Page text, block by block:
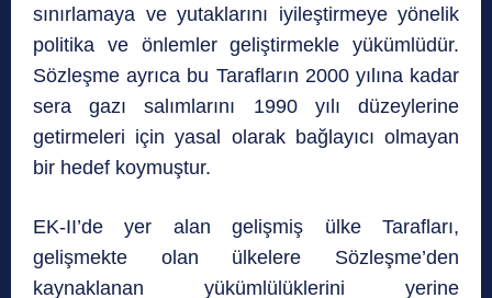
sınırlamaya ve yutaklarını iyileştirmeye yönelik
politika ve önlemler geliştirmekle yükümlüdür.
Sözleşme ayrıca bu Tarafların 2000 yılına kadar
sera gazı salımlarını 1990 yılı düzeylerine
getirmeleri için yasal olarak bağlayıcı olmayan
bir hedef koymuştur.
EK-II’de yer alan gelişmiş ülke Tarafları,
gelişmekte olan ülkelere Sözleşme’den
kaynaklanan yükümlülüklerini yerine